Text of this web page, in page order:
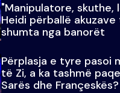
"Manipulatore, skuthe,
Heidi përballë akuzave
shumta nga banorët
Përplasja e tyre pasoi
të Zi, a ka tashmë
Sarës dhe Françeskës?